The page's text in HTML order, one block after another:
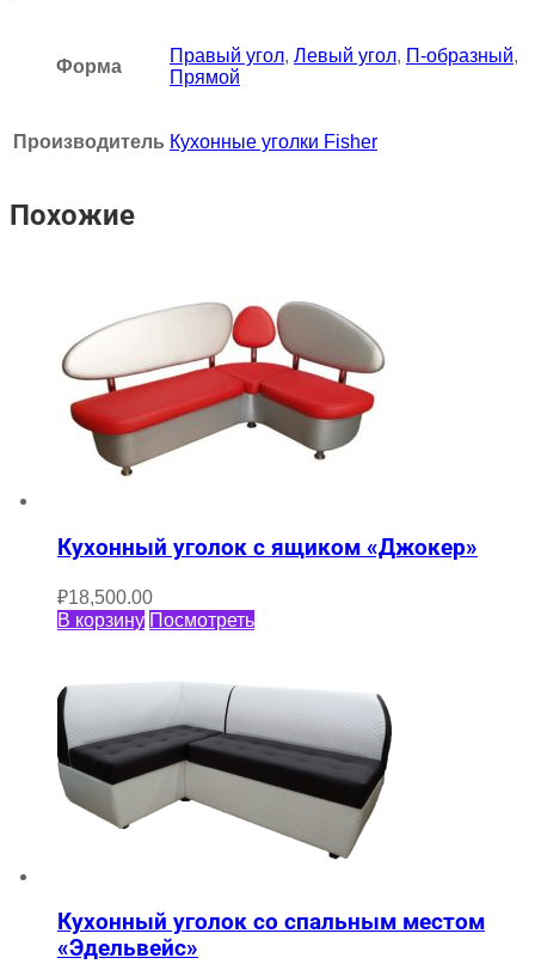
Форма
Правый угол, Левый угол, П-образный,
Прямой
Производитель Кухонные уголки Fisher
Похожие
Кухонный уголок с ящиком «Джокер»
₽18,500.00
В корзину Посмотреть
Кухонный уголок со спальным местом
«Эдельвейс»